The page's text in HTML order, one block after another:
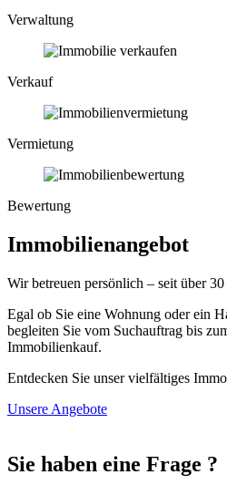
Verwaltung
Verkauf
Vermietung
Bewertung
Immobilienangebot
Wir betreuen persönlich – seit über 30
Egal ob Sie eine Wohnung oder ein
begleiten Sie vom Suchauftrag bis
Immobilienkauf.
Entdecken Sie unser vielfältiges
Unsere Angebote
Sie haben eine Frage ?